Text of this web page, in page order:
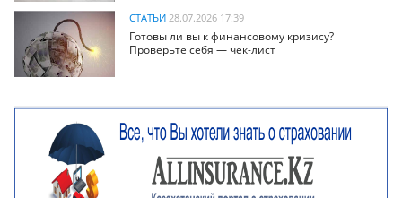
СТАТЬИ 28.07.2026 17:39
Готовы ли вы к финансовому кризису?
Проверьте себя — чек-лист